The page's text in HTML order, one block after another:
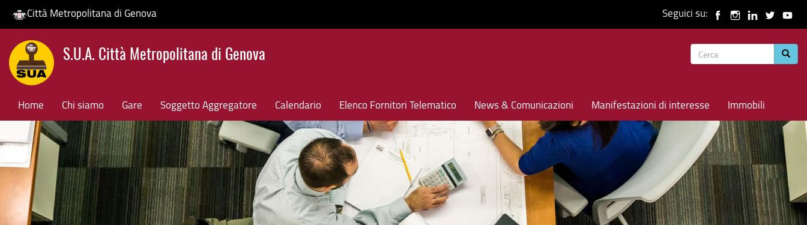
Salta
contenuto
principale
Città Metropolitana di Genova Seguici su:
S.U.A. Città Metropolitana di Genova
Form
ricerca
Home Chi siamo Gare Soggetto Aggregatore Calendario Elenco Fornitori Telematico News & Comunicazioni Manifestazioni di interesse Immobili